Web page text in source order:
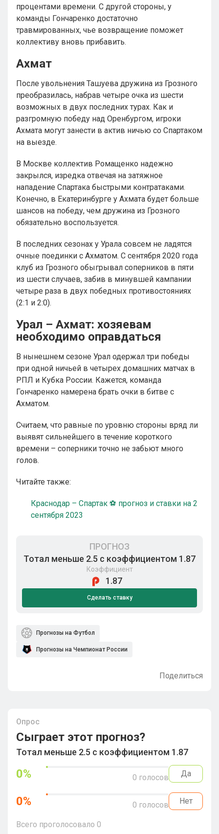
процентами времени. С другой стороны, у
команды Гончаренко достаточно
травмированных, чье возвращение поможет
коллективу вновь прибавить.
Ахмат
После увольнения Ташуева дружина из Грозного
преобразилась, набрав четыре очка из шести
возможных в двух последних турах. Как и
разгромную победу над Оренбургом, игроки
Ахмата могут занести в актив ничью со Спартаком
на выезде.
В Москве коллектив Ромащенко надежно
закрылся, изредка отвечая на затяжное
нападение Спартака быстрыми контратаками.
Конечно, в Екатеринбурге у Ахмата будет больше
шансов на победу, чем дружина из Грозного
обязательно воспользуется.
В последних сезонах у Урала совсем не ладятся
очные поединки с Ахматом. С сентября 2020 года
клуб из Грозного обыгрывал соперников в пяти
из шести случаев, забив в минувшей кампании
четыре раза в двух победных противостояниях
(2:1 и 2:0).
Урал – Ахмат: хозяевам
необходимо оправдаться
В нынешнем сезоне Урал одержал три победы
при одной ничьей в четырех домашних матчах в
РПЛ и Кубка России. Кажется, команда
Гончаренко намерена брать очки в битве с
Ахматом.
Считаем, что равные по уровню стороны вряд ли
выявят сильнейшего в течение короткого
времени – соперники точно не забьют много
голов.
Читайте также:
Краснодар – Спартак ⚽ прогноз и ставки на 2
сентября 2023
ПРОГНОЗ
Тотал меньше 2.5 с коэффициентом 1.87
Коэффициент
1.87
Сделать ставку
Прогнозы на Футбол
Прогнозы на Чемпионат России
Поделиться
Опрос
Сыграет этот прогноз?
Тотал меньше 2.5 с коэффициентом 1.87
0% 0 голосов Да
0% 0 голосов Нет
Всего проголосовало 0